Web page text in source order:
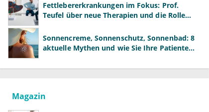
Fettlebererkrankungen im Fokus: Prof.
Teufel über neue Therapien und die Rolle
Sonnencreme, Sonnenschutz, Sonnenbad: 8
aktuelle Mythen und wie Sie Ihre Patienten
Magazin